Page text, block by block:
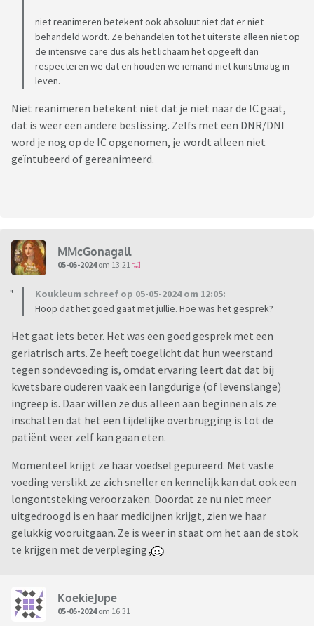
niet reanimeren betekent ook absoluut niet dat er niet
behandeld wordt. Ze behandelen tot het uiterste alleen niet op
de intensive care dus als het lichaam het opgeeft dan
respecteren we dat en houden we iemand niet kunstmatig in
leven.
Niet reanimeren betekent niet dat je niet naar de IC gaat,
dat is weer een andere beslissing. Zelfs met een DNR/DNI
word je nog op de IC opgenomen, je wordt alleen niet
geïntubeerd of gereanimeerd.
MMcGonagall
05-05-2024om 13:21
Koukleum schreef op 05-05-2024 om 12:05:
Hoop dat het goed gaat met jullie. Hoe was het gesprek?
Het gaat iets beter. Het was een goed gesprek met een
geriatrisch arts. Ze heeft toegelicht dat hun weerstand
tegen sondevoeding is, omdat ervaring leert dat dat bij
kwetsbare ouderen vaak een langdurige (of levenslange)
ingreep is. Daar willen ze dus alleen aan beginnen als ze
inschatten dat het een tijdelijke overbrugging is tot de
patiënt weer zelf kan gaan eten.
Momenteel krijgt ze haar voedsel gepureerd. Met vaste
voeding verslikt ze zich sneller en kennelijk kan dat ook een
longontsteking veroorzaken. Doordat ze nu niet meer
uitgedroogd is en haar medicijnen krijgt, zien we haar
gelukkig vooruitgaan. Ze is weer in staat om het aan de stok
te krijgen met de verpleging
KoekieJupe
05-05-2024om 16:31